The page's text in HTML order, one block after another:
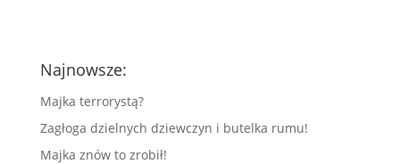
Najnowsze:
Majka terrorystą?
Zagłoga dzielnych dziewczyn i butelka rumu!
Majka znów to zrobił!